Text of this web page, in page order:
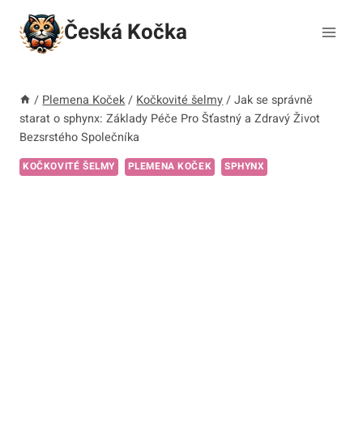
Přeskočit
obsah
Česká Kočka
/ Plemena Koček / Kočkovité šelmy / Jak se správně
starat o sphynx: Základy Péče Pro Šťastný a Zdravý Život
Bezsrstého Společníka
KOČKOVITÉ ŠELMY PLEMENA KOČEK SPHYNX